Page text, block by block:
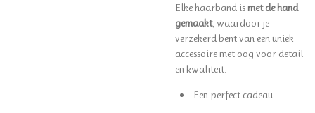
Elke haarband is met de hand
gemaakt, waardoor je
verzekerd bent van een uniek
accessoire met oog voor detail
en kwaliteit.
Een perfect cadeau